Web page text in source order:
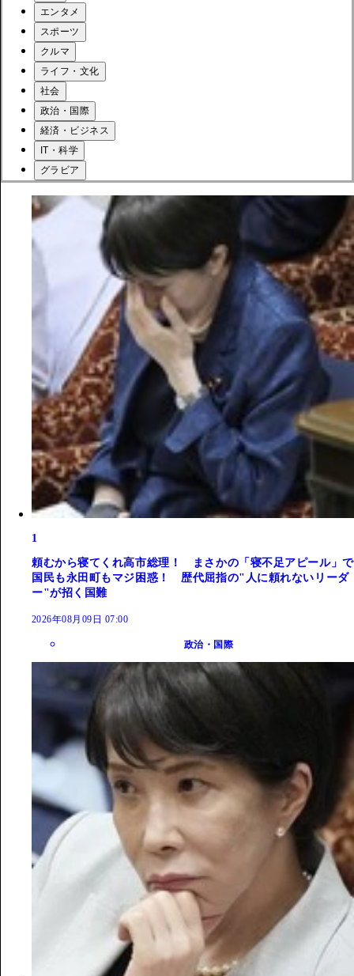
エンタメ
スポーツ
クルマ
ライフ・文化
社会
政治・国際
経済・ビジネス
IT・科学
グラビア
1
頼むから寝てくれ高市総理！ まさかの「寝不足アピール」で
国民も永田町もマジ困惑！ 歴代屈指の"人に頼れないリーダ
ー"が招く国難
2026年08月09日 07:00
政治・国際